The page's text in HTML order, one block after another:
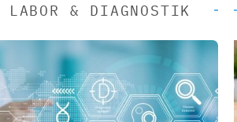
LABOR & DIAGNOSTIK